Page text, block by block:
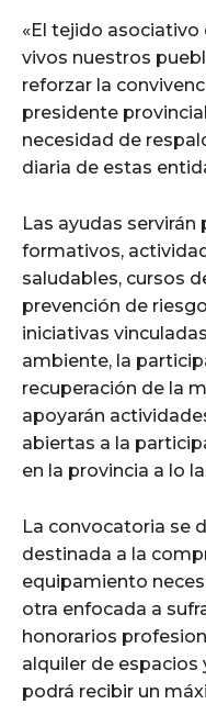
«El tejido asociativo
vivos nuestros
reforzar la
presidente
necesidad de
diaria de estas
Las ayudas servirán
formativos,
saludables, cursos
prevención de
iniciativas
ambiente, la
recuperación de la
apoyarán
abiertas a la
en la provincia a lo
La convocatoria se
destinada a la
equipamiento
otra enfocada a
honorarios
alquiler de espacios
podrá recibir un